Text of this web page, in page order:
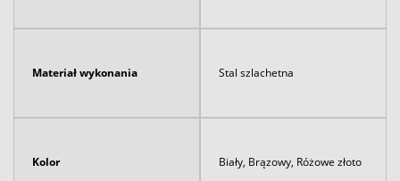
Materiał wykonania Stal szlachetna
Kolor Biały, Brązowy, Różowe złoto